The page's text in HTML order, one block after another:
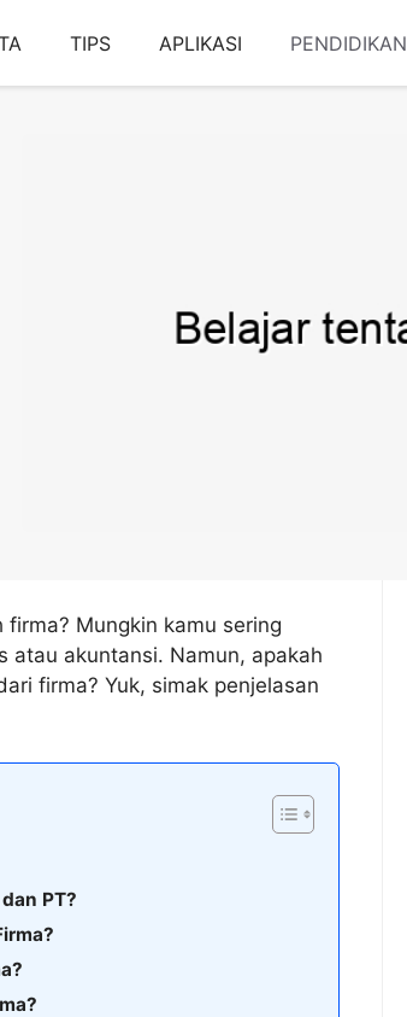
TIPS APLIKASI PENDIDIKAN
Mungkin kamu sering
atau akuntansi. Namun, apakah
firma? Yuk, simak penjelasan
PT?